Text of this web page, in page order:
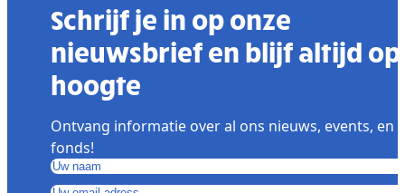
Schrijf je in op onze
nieuwsbrief en blijf altijd op
hoogte
Ontvang informatie over al ons nieuws, events, en
fonds!